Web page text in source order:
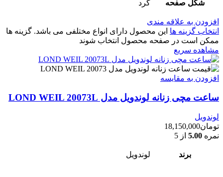
شکل صفحه گرد
افزودن به علاقه مندی
انتخاب گزینه ها این محصول دارای انواع مختلفی می باشد. گزینه ها
ممکن است در صفحه محصول انتخاب شوند
مشاهده سریع
افزودن به مقایسه
ساعت مچی زنانه لوندویل مدل LOND WEIL 20073L
لوندویل
تومان18,150,000
نمره 5.00 از 5
برند لوندویل